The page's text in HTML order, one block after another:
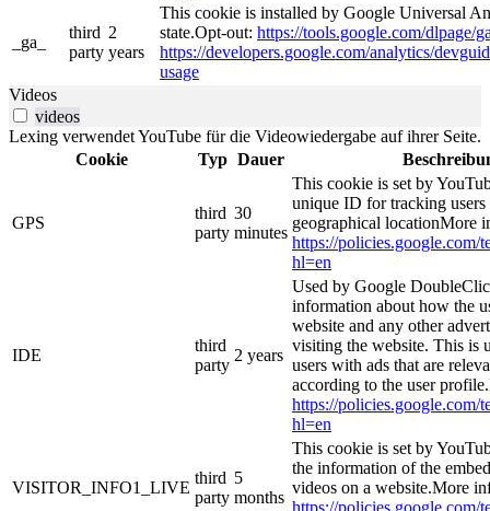
_ga_
third
party
2
years
This cookie is installed by Google Universal
state.Opt-out: https://tools.google.com/dlpage/
https://developers.google.com/analytics/
usage
Videos
videos
Lexing verwendet YouTube für die Videowiedergabe auf ihrer Seite.
Cookie
Typ Dauer
GPS
third
party
30
minutes
This cookie is set by
unique ID for tracking users
geographical locationMore
https://policies.google.com/
hl=en
IDE
third
party
2 years
Used by Google
information about how the
website and any other
visiting the website. This is
users with ads that are
according to the user
https://policies.google.com/
hl=en
VISITOR_INFO1_LIVE
third
party
5
months
This cookie is set by
the information of the
videos on a website.More